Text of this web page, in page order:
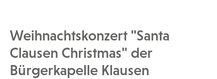
Weihnachtskonzert "Santa
Clausen Christmas" der
Bürgerkapelle Klausen